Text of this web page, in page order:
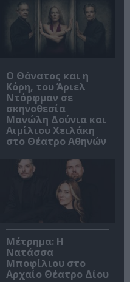
Ο Θάνατος και η
Κόρη, του Άριελ
Ντόρφμαν σε
σκηνοθεσία
Μανώλη Δούνια και
Αιμίλιου Χειλάκη
στο Θέατρο Αθηνών
Μέτρημα: Η
Νατάσσα
Μποφίλιου στο
Αρχαίο Θέατρο Δίου